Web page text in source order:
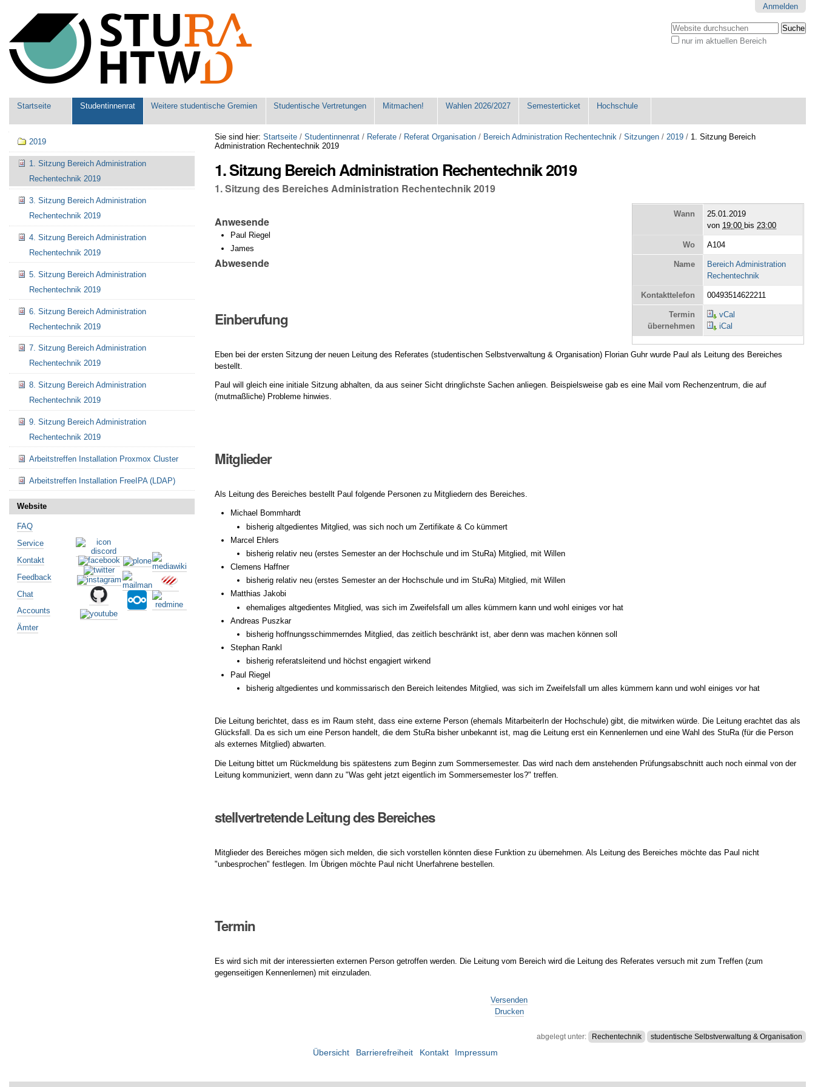
Werkzeuge
Anmelden
Website durchsuchen
nur im aktuellen Bereich
Sektionen
Startseite Studentinnenrat Weitere studentische Gremien Studentische Vertretungen Mitmachen! Wahlen 2026/2027 Semesterticket Hochschule
Sie sind hier: Startseite /Studentinnenrat / Referate / Referat Organisation / Bereich Administration Rechentechnik /Sitzungen /2019 / 1. Sitzung Bereich
Administration Rechentechnik 2019
1. Sitzung Bereich Administration Rechentechnik 2019
1. Sitzung des Bereiches Administration Rechentechnik 2019
Wann
25.01.2019
von 19:00 bis 23:00
Wo A104
Name
Bereich Administration
Rechentechnik
Kontakttelefon 00493514622211
Termin
übernehmen
vCal
iCal
Anwesende
Paul Riegel
James
Abwesende
Einberufung
Eben bei der ersten Sitzung der neuen Leitung des Referates (studentischen Selbstverwaltung & Organisation) Florian Guhr wurde Paul als Leitung des Bereiches
bestellt.
Paul will gleich eine initiale Sitzung abhalten, da aus seiner Sicht dringlichste Sachen anliegen. Beispielsweise gab es eine Mail vom Rechenzentrum, die auf
(mutmaßliche) Probleme hinwies.
Mitglieder
Als Leitung des Bereiches bestellt Paul folgende Personen zu Mitgliedern des Bereiches.
Michael Bommhardt
bisherig altgedientes Mitglied, was sich noch um Zertifikate & Co kümmert
Marcel Ehlers
bisherig relativ neu (erstes Semester an der Hochschule und im StuRa) Mitglied, mit Willen
Clemens Haffner
bisherig relativ neu (erstes Semester an der Hochschule und im StuRa) Mitglied, mit Willen
Matthias Jakobi
ehemaliges altgedientes Mitglied, was sich im Zweifelsfall um alles kümmern kann und wohl einiges vor hat
Andreas Puszkar
bisherig hoffnungsschimmerndes Mitglied, das zeitlich beschränkt ist, aber denn was machen können soll
Stephan Rankl
bisherig referatsleitend und höchst engagiert wirkend
Paul Riegel
bisherig altgedientes und kommissarisch den Bereich leitendes Mitglied, was sich im Zweifelsfall um alles kümmern kann und wohl einiges vor hat
Die Leitung berichtet, dass es im Raum steht, dass eine externe Person (ehemals MitarbeiterIn der Hochschule) gibt, die mitwirken würde. Die Leitung erachtet das als
Glücksfall. Da es sich um eine Person handelt, die dem StuRa bisher unbekannt ist, mag die Leitung erst ein Kennenlernen und eine Wahl des StuRa (für die Person
als externes Mitglied) abwarten.
Die Leitung bittet um Rückmeldung bis spätestens zum Beginn zum Sommersemester. Das wird nach dem anstehenden Prüfungsabschnitt auch noch einmal von der
Leitung kommuniziert, wenn dann zu "Was geht jetzt eigentlich im Sommersemester los?" treffen.
stellvertretende Leitung des Bereiches
Mitglieder des Bereiches mögen sich melden, die sich vorstellen könnten diese Funktion zu übernehmen. Als Leitung des Bereiches möchte das Paul nicht
"unbesprochen" festlegen. Im Übrigen möchte Paul nicht Unerfahrene bestellen.
Termin
Es wird sich mit der interessierten externen Person getroffen werden. Die Leitung vom Bereich wird die Leitung des Referates versuch mit zum Treffen (zum
gegenseitigen Kennenlernen) mit einzuladen.
Versenden
Drucken
abgelegt unter: Rechentechnik studentische Selbstverwaltung & Organisation
Navigation
2019
1. Sitzung Bereich Administration
Rechentechnik 2019
3. Sitzung Bereich Administration
Rechentechnik 2019
4. Sitzung Bereich Administration
Rechentechnik 2019
5. Sitzung Bereich Administration
Rechentechnik 2019
6. Sitzung Bereich Administration
Rechentechnik 2019
7. Sitzung Bereich Administration
Rechentechnik 2019
8. Sitzung Bereich Administration
Rechentechnik 2019
9. Sitzung Bereich Administration
Rechentechnik 2019
Arbeitstreffen Installation Proxmox Cluster
Arbeitstreffen Installation FreeIPA (LDAP)
Website
FAQ
Service
Kontakt
Feedback
Chat
Accounts
Ämter
Übersicht Barrierefreiheit Kontakt Impressum